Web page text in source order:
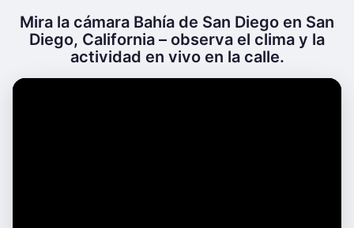
Mira la cámara Bahía de San Diego en San
Diego, California – observa el clima y la
actividad en vivo en la calle.